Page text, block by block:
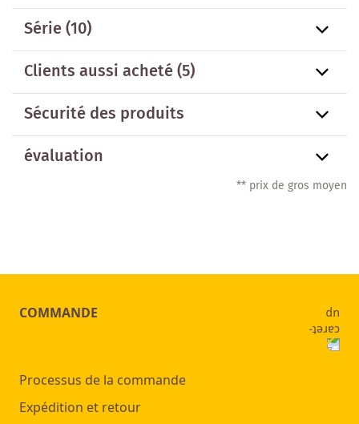
Série(10)
Clients aussi acheté(5)
Sécurité des produits
évaluation
** prix de gros moyen
COMMANDE
Processus de la commande
Expédition et retour